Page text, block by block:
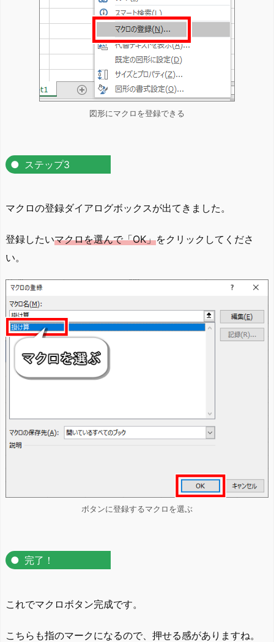
図形にマクロを登録できる
ステップ3
マクロの登録ダイアログボックスが出てきました。
登録したいマクロを選んで「OK」をクリックしてくださ
い。
ボタンに登録するマクロを選ぶ
完了！
これでマクロボタン完成です。
こちらも指のマークになるので、押せる感がありますね。